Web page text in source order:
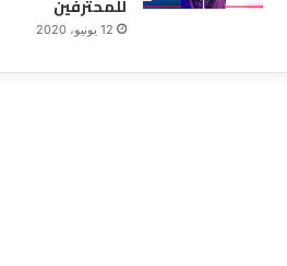
للمحترفين
12 يونيو، 2020